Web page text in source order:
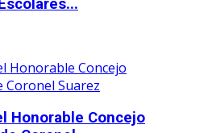
Honorable Concejo